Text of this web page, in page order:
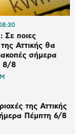
ποιες
Αττικής θα
σήμερα
8/8
της Αττικής
Πέμπτη 6/8